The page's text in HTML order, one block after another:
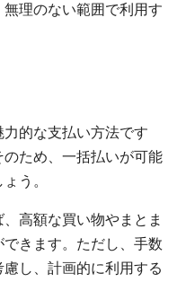
理のない範囲で利用す
的な支払い方法です
ため、一括払いが可能
う。
高額な買い物やまとま
きます。ただし、手数
し、計画的に利用する